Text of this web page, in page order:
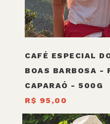
CAFÉ ESPECIAL
BOAS BARBOSA -
CAPARAÓ - 500G
R$ 95,00